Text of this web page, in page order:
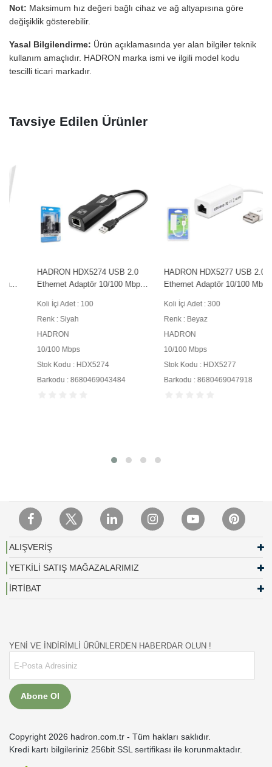
Not: Maksimum hız değeri bağlı cihaz ve ağ altyapısına göre
değişiklik gösterebilir.
Yasal Bilgilendirme: Ürün açıklamasında yer alan bilgiler teknik
kullanım amaçlıdır. HADRON marka ismi ve ilgili model kodu
tescilli ticari markadır.
Tavsiye Edilen Ürünler
HADRON HDX5274 USB 2.0
Ethernet Adaptör 10/100 Mbps
Koli İçi Adet : 100
Renk : Siyah
HADRON
10/100 Mbps
Stok Kodu : HDX5274
Barkodu : 8680469043484
HADRON HDX5277 USB 2.0
Ethernet Adaptör 10/100 Mbps
Koli İçi Adet : 300
Renk : Beyaz
HADRON
10/100 Mbps
Stok Kodu : HDX5277
Barkodu : 8680469047918
ALIŞVERİŞ
YETKİLİ SATIŞ MAĞAZALARIMIZ
İRTİBAT
YENİ VE İNDİRİMLİ ÜRÜNLERDEN HABERDAR OLUN !
Abone Ol
Copyright 2026 hadron.com.tr - Tüm hakları saklıdır.
Kredi kartı bilgileriniz 256bit SSL sertifikası ile korunmaktadır.